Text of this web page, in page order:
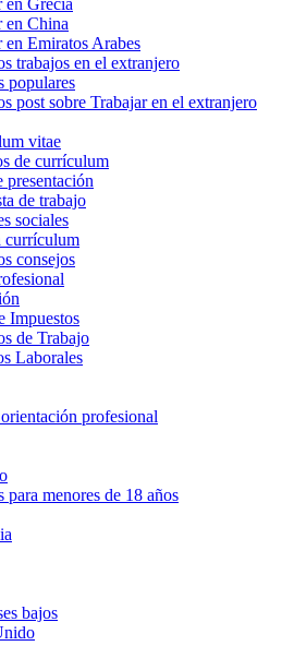
en Grecia
en China
en Emiratos Arabes
trabajos en el extranjero
populares
post sobre Trabajar en el extranjero
vitae
de currículum
presentación
de trabajo
sociales
currículum
consejos
Impuestos
de Trabajo
Laborales
profesional
para menores de 18 años
bajos